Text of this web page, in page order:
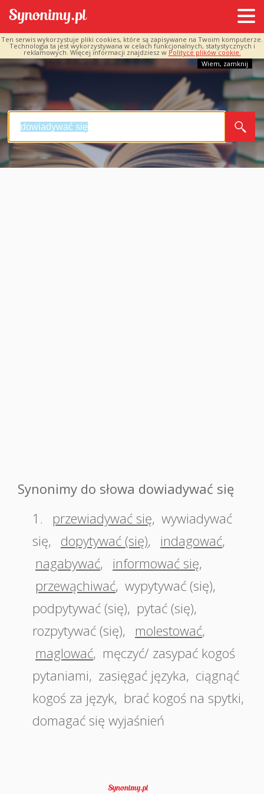
Ten serwis wykorzystuje pliki cookies, które są zapisywane na Twoim komputerze.
Technologia ta jest wykorzystywana w celach funkcjonalnych, statystycznych i
reklamowych. Więcej informacji znajdziesz w Polityce plików cookie.
Wiem, zamknij
Synonimy do słowa dowiadywać się
1.
przewiadywać się, wywiadywać
się, dopytywać (się), indagować,
nagabywać, informować się,
przewąchiwać, wypytywać (się),
podpytywać (się), pytać (się),
rozpytywać (się), molestować,
maglować, męczyć/ zasypać kogoś
pytaniami, zasięgać języka, ciągnąć
kogoś za język, brać kogoś na spytki,
domagać się wyjaśnień